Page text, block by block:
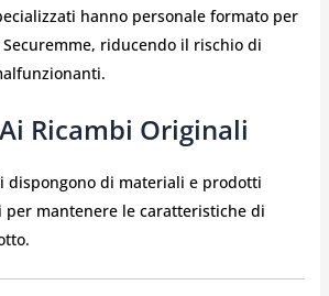
hanno personale formato per
riducendo il rischio di
Ricambi Originali
dispongono di materiali e prodotti
per mantenere le caratteristiche di